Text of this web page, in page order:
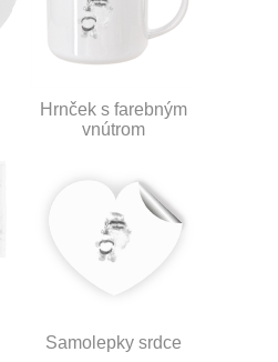
Hrnček s farebným
vnútrom
Samolepky srdce